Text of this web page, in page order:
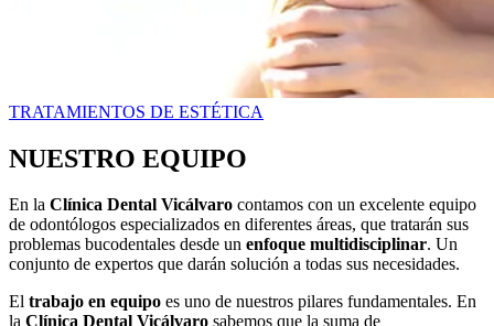
TRATAMIENTOS DE ESTÉTICA
NUESTRO EQUIPO
En la Clínica Dental Vicálvaro contamos con un excelente equipo
de odontólogos especializados en diferentes áreas, que tratarán sus
problemas bucodentales desde un enfoque multidisciplinar. Un
conjunto de expertos que darán solución a todas sus necesidades.
El trabajo en equipo es uno de nuestros pilares fundamentales. En
la Clínica Dental Vicálvaro sabemos que la suma de